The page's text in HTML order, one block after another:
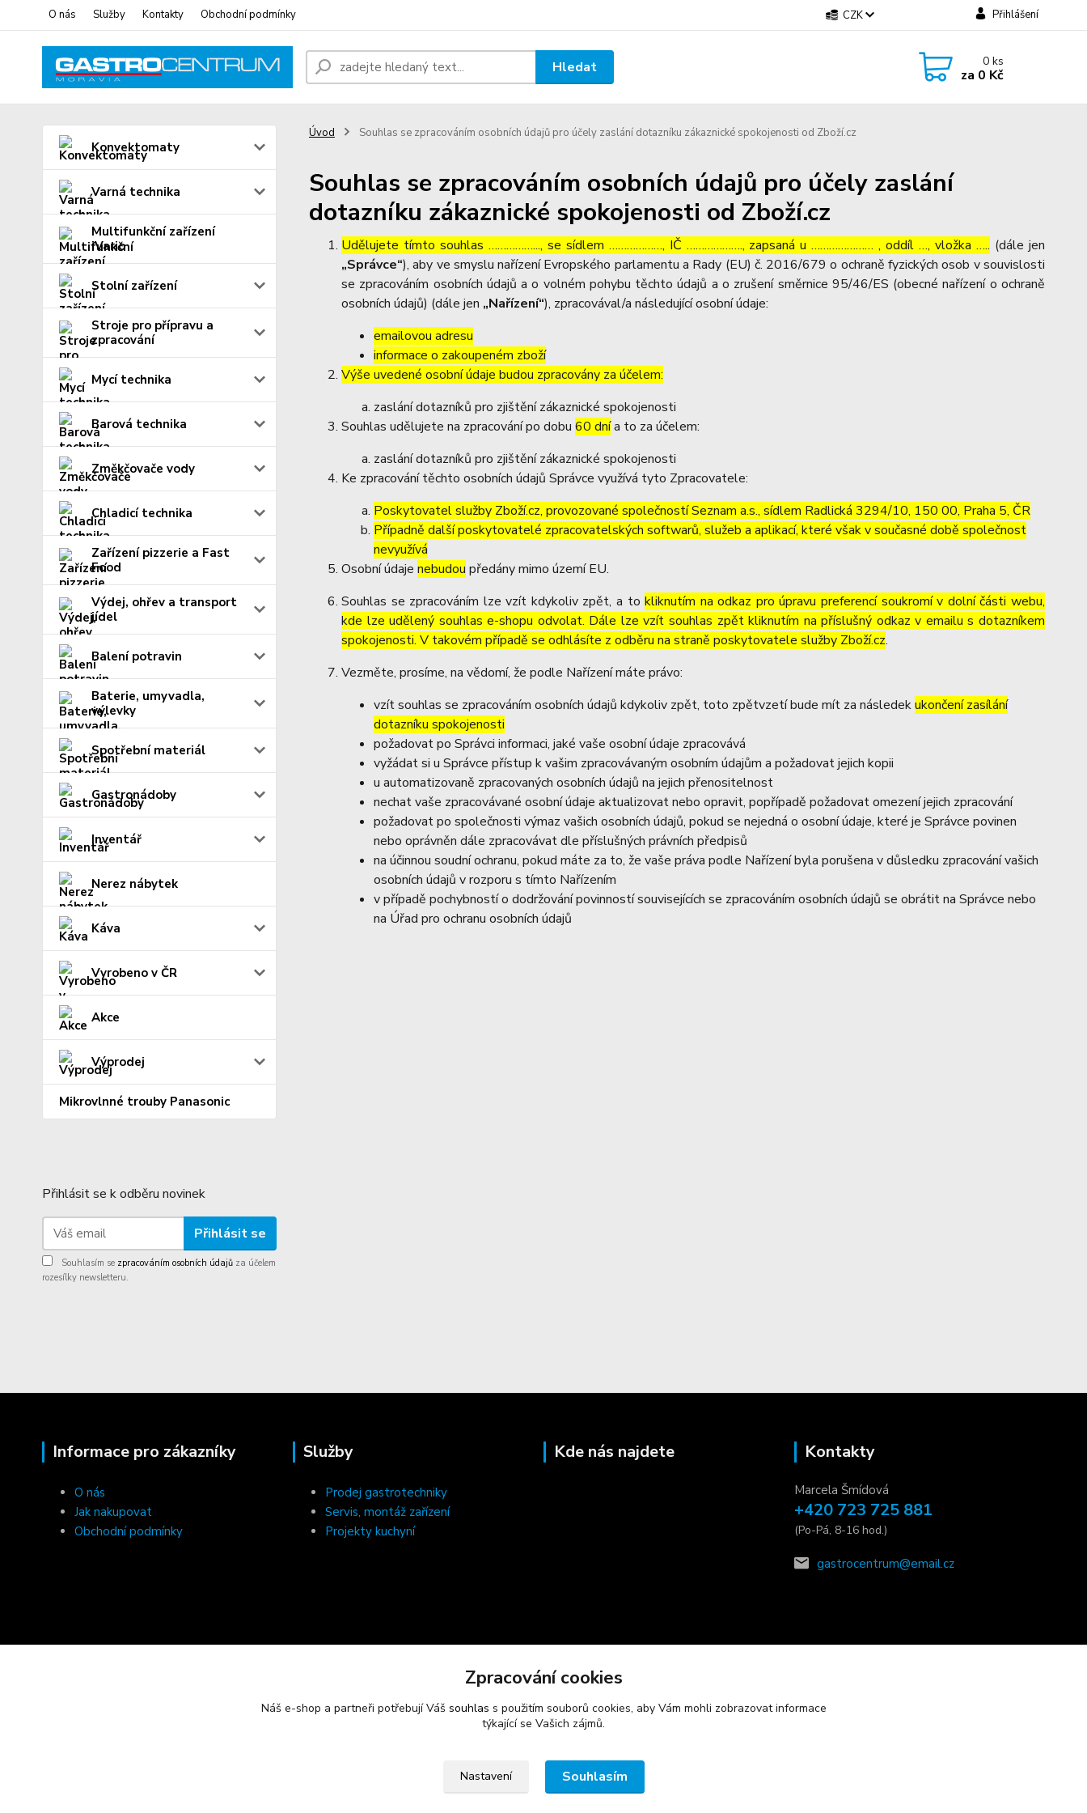
O nás Služby Kontakty Obchodní podmínky CZK Přihlášení
Hledat 0ks
za 0 Kč
Konvektomaty
Varná technika
Multifunkční zařízení
iVario
Stolní zařízení
Stroje pro přípravu a
zpracování
Mycí technika
Barová technika
Změkčovače vody
Chladicí technika
Zařízení pizzerie a Fast
Food
Výdej, ohřev a transport
jídel
Balení potravin
Baterie, umyvadla,
výlevky
Spotřební materiál
Gastronádoby
Inventář
Nerez nábytek
Káva
Vyrobeno v ČR
Akce
Výprodej
Mikrovlnné trouby Panasonic
Přihlásit se k odběru novinek
Přihlásit se
Souhlasím se zpracováním osobních údajů za účelem
rozesílky newsletteru.
Úvod Souhlas se zpracováním osobních údajů pro účely zaslání dotazníku zákaznické spokojenosti od Zboží.cz
Souhlas se zpracováním osobních údajů pro účely zaslání
dotazníku zákaznické spokojenosti od Zboží.cz
Udělujete tímto souhlas ……………..., se sídlem ………………, IČ ………………., zapsaná u ………………… , oddíl …, vložka ….. (dále jen
„Správce“), aby ve smyslu nařízení Evropského parlamentu a Rady (EU) č. 2016/679 o ochraně fyzických osob v souvislosti
se zpracováním osobních údajů a o volném pohybu těchto údajů a o zrušení směrnice 95/46/ES (obecné nařízení o ochraně
osobních údajů) (dále jen „Nařízení“), zpracovával/a následující osobní údaje:
emailovou adresu
informace o zakoupeném zboží
Výše uvedené osobní údaje budou zpracovány za účelem:
zaslání dotazníků pro zjištění zákaznické spokojenosti
Souhlas udělujete na zpracování po dobu 60 dnía to za účelem:
zaslání dotazníků pro zjištění zákaznické spokojenosti
Ke zpracování těchto osobních údajů Správce využívá tyto Zpracovatele:
Poskytovatel služby Zboží.cz, provozované společností Seznam a.s., sídlem Radlická 3294/10, 150 00, Praha 5, ČR
Případně další poskytovatelé zpracovatelských softwarů, služeb a aplikací, které však v současné době společnost
nevyužívá
Osobní údaje nebudou předány mimo území EU.
Souhlas se zpracováním lze vzít kdykoliv zpět, a tokliknutím na odkaz pro úpravu preferencí soukromí v dolní části webu,
kde lze udělený souhlas e-shopu odvolat. Dále lze vzít souhlas zpět kliknutím na příslušný odkaz v emailu s dotazníkem
spokojenosti. V takovém případě se odhlásíte z odběru na straně poskytovatele služby Zboží.cz.
Vezměte, prosíme, na vědomí, že podle Nařízení máte právo:
vzít souhlas se zpracováním osobních údajů kdykoliv zpět, toto zpětvzetí bude mít za následekukončení zasílání
dotazníku spokojenosti
požadovat po Správci informaci, jaké vaše osobní údaje zpracovává
vyžádat si u Správce přístup k vašim zpracovávaným osobním údajům a požadovat jejich kopii
u automatizovaně zpracovaných osobních údajů na jejich přenositelnost
nechat vaše zpracovávané osobní údaje aktualizovat nebo opravit, popřípadě požadovat omezení jejich zpracování
požadovat po společnosti výmaz vašich osobních údajů, pokud se nejedná o osobní údaje, které je Správce povinen
nebo oprávněn dále zpracovávat dle příslušných právních předpisů
na účinnou soudní ochranu, pokud máte za to, že vaše práva podle Nařízení byla porušena v důsledku zpracování vašich
osobních údajů v rozporu s tímto Nařízením
v případě pochybností o dodržování povinností souvisejících se zpracováním osobních údajů se obrátit na Správce nebo
na Úřad pro ochranu osobních údajů
Informace pro zákazníky
O nás
Jak nakupovat
Obchodní podmínky
Služby
Prodej gastrotechniky
Servis, montáž zařízení
Projekty kuchyní
Kde nás najdete Kontakty
Marcela Šmídová
+420 723 725 881
(Po-Pá, 8-16 hod.)
gastrocentrum@email.cz
Zpracování cookies
Náš e-shop a partneři potřebují Váš souhlas s použitím souborů cookies, aby Vám mohli zobrazovat informace
týkající se Vašich zájmů.
Nastavení Souhlasím